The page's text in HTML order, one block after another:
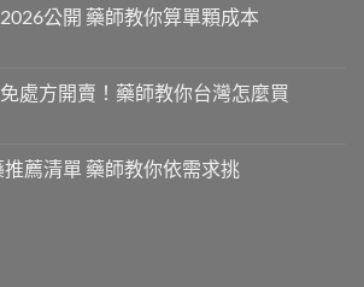
公開 藥師教你算單顆成本
處方開賣！藥師教你台灣怎麼買
薦清單 藥師教你依需求挑